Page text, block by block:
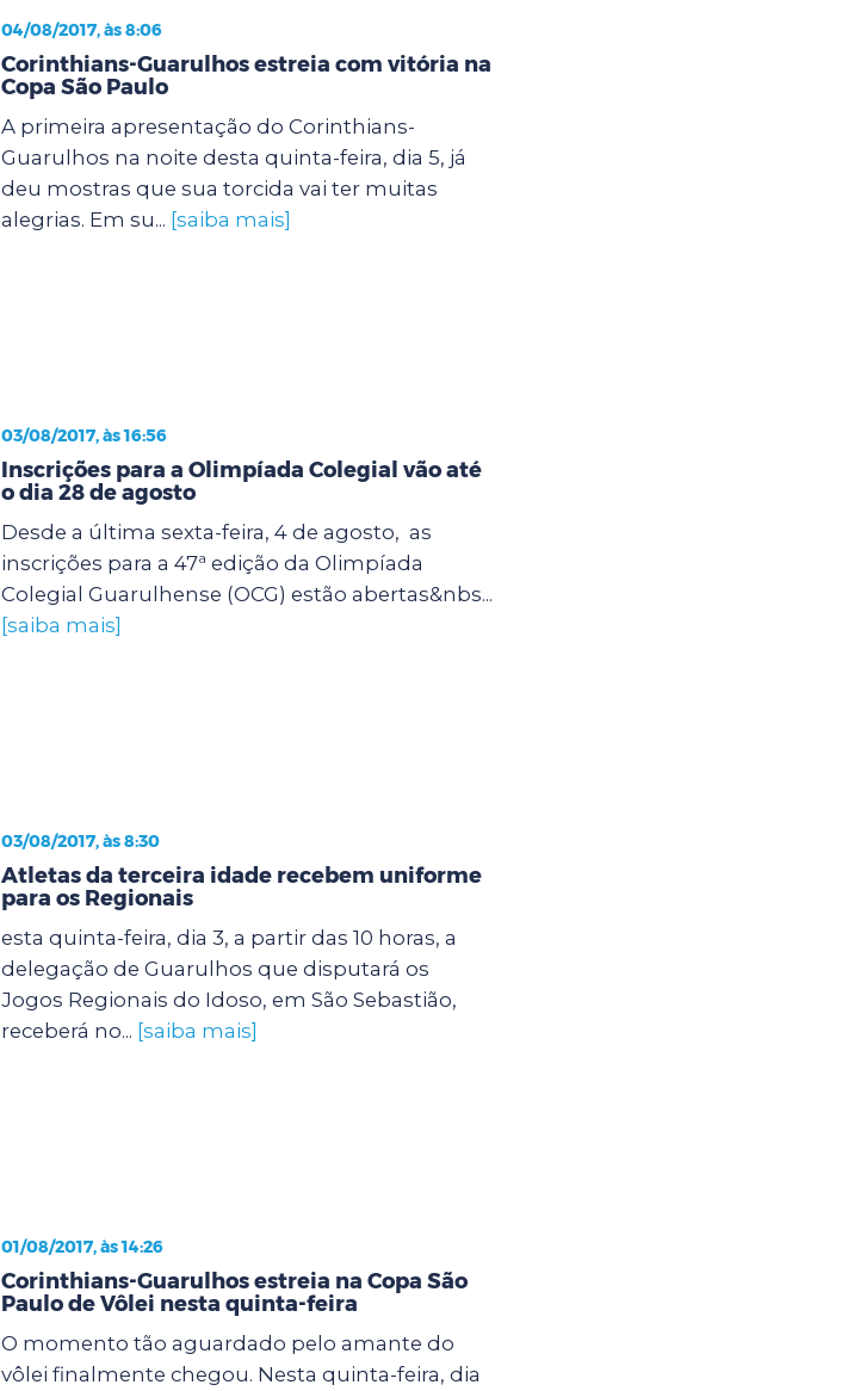
04/08/2017, às 8:06
Corinthians-Guarulhos estreia com vitória na
Copa São Paulo
A primeira apresentação do Corinthians-
Guarulhos na noite desta quinta-feira, dia 5, já
deu mostras que sua torcida vai ter muitas
alegrias. Em su... [saiba mais]
03/08/2017, às 16:56
Inscrições para a Olimpíada Colegial vão até
o dia 28 de agosto
Desde a última sexta-feira, 4 de agosto, as
inscrições para a 47ª edição da Olimpíada
Colegial Guarulhense (OCG) estão abertas&nbs...
[saiba mais]
03/08/2017, às 8:30
Atletas da terceira idade recebem uniforme
para os Regionais
esta quinta-feira, dia 3, a partir das 10 horas, a
delegação de Guarulhos que disputará os
Jogos Regionais do Idoso, em São Sebastião,
receberá no... [saiba mais]
01/08/2017, às 14:26
Corinthians-Guarulhos estreia na Copa São
Paulo de Vôlei nesta quinta-feira
O momento tão aguardado pelo amante do
vôlei finalmente chegou. Nesta quinta-feira, dia